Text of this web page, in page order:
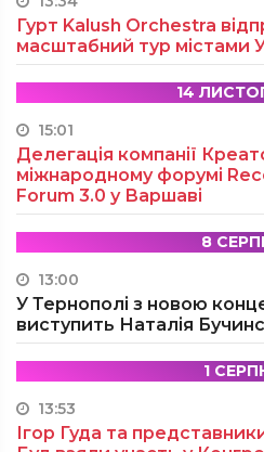
Гурт Kalush Orchestra
масштабний тур містами
14
15:01
Делегація компанії
міжнародному форумі
Forum 3.0 у Варшаві
8
13:00
У Тернополі з новою
виступить Наталія
1
13:53
Ігор Гуда та